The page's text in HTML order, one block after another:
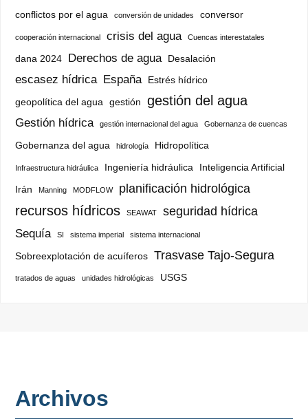
conflictos por el agua conversión de unidades conversor
cooperación internacional crisis del agua Cuencas interestatales
dana 2024 Derechos de agua Desalación
escasez hídrica España
Estrés hídrico
geopolítica del agua gestión gestión del agua
Gestión hídrica gestión internacional del agua Gobernanza de cuencas
Gobernanza del agua hidrología Hidropolítica
Infraestructura hidráulica Ingeniería hidráulica
Inteligencia Artificial
Irán
Manning MODFLOW planificación hidrológica
recursos hídricos SEAWAT seguridad hídrica
Sequía SI sistema imperial sistema internacional
Sobreexplotación de acuíferos Trasvase Tajo-Segura
tratados de aguas unidades hidrológicas USGS
Archivos